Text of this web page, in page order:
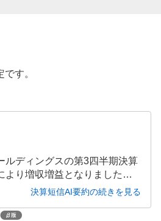
す。
ルディングスの第3四半期決算
より増収増益となりました。
同期比2.1%増)、営業利益17.4
価の上昇やサングラス・補
決算短信AI要約の続きを見る